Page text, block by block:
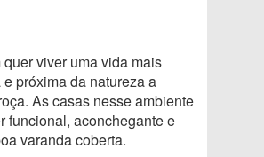
quer viver uma vida mais
próxima da natureza a
As casas nesse ambiente
funcional, aconchegante e
varanda coberta.